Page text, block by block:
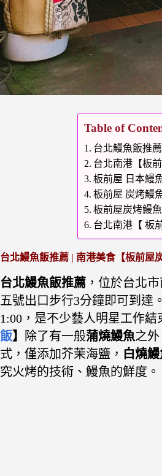
Table of
台北鰻魚飯推
台北南港【板
板前屋 日本鰻
板前屋 炭烤鰻
板前屋炭烤鰻
台北南港【 板
台北鰻魚飯推薦 | 南港美食【板前屋
台北鰻魚飯推薦 ，位於台北
五號出口步行3分鐘即可到達。
1:00，是不少藝人明星工作結
飯】 除了有一般蒲燒鰻魚之外
式，僅添加芥茉海鹽， 白燒鰻
究火烤的技術、鰻魚的鮮度。